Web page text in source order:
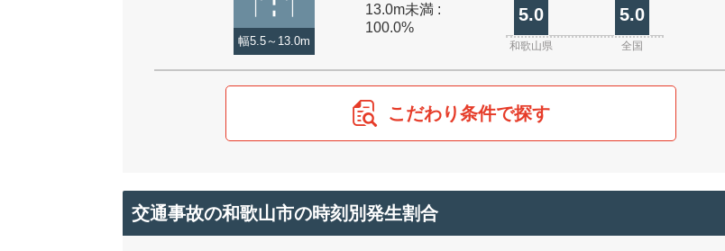
幅5.5～13.0m
13.0m未満 :
100.0%
5.0 5.0
和歌山県 全国
こだわり条件で探す
交通事故の和歌山市の時刻別発生割合